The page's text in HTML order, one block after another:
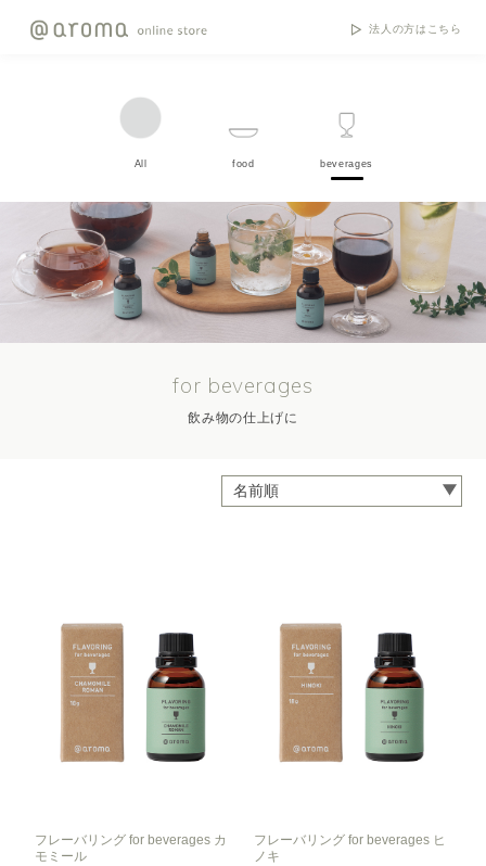
法人の方はこちら
All food beverages
for beverages
飲み物の仕上げに
フレーバリング for beverages カ
モミール
フレーバリング for beverages ヒ
ノキ